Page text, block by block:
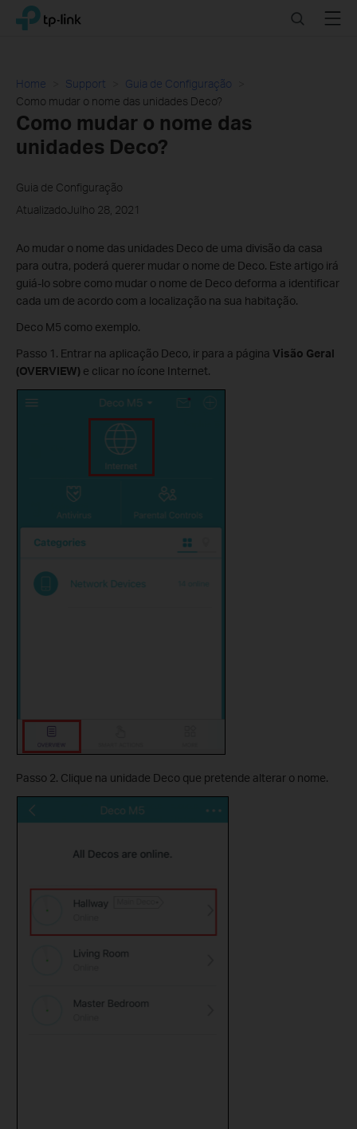
Click
navigation
TP-Link, Reliably Smart SearchMenu
Home Support
Guia de Configuração
Como mudar o nome das unidades Deco?
Como mudar o nome das
unidades Deco?
Guia de Configuração
AtualizadoJulho 28, 2021
Ao mudar o nome das unidades Deco de uma divisão da casa
para outra, poderá querer mudar o nome de Deco. Este artigo irá
guiá-lo sobre como mudar o nome de Deco deforma a identificar
cada um de acordo com a localização na sua habitação.
Deco M5 como exemplo.
Passo 1. Entrar na aplicação Deco, ir para a página Visão Geral
(OVERVIEW) e clicar no ícone Internet.
Passo 2. Clique na unidade Deco que pretende alterar o nome.